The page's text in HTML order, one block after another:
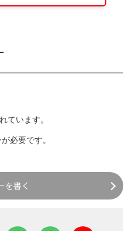
ています。
が必要です。
を書く